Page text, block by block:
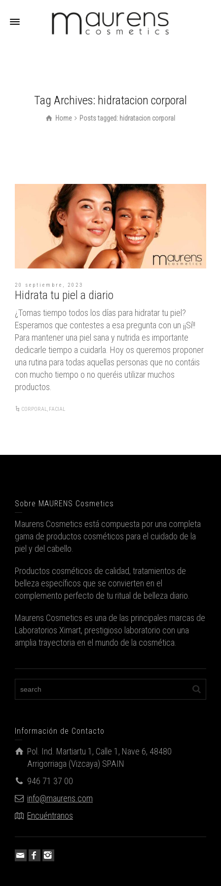
Tag Archives: hidratacion corporal
Home Posts tagged: hidratacion corporal
20 septiembre, 2023
Hidrata tu piel a diario
¿Tomas tiempo todos los días para hidratar tu piel?
Esperamos que contestes a esa pregunta con un ¡¡Sí!!
Para mantener una piel sana y nutrida es importante
dedicarle tiempo a cuidarla. Hoy os queremos proponer
una rutina para todas aquellas personas que no contáis
con mucho tiempo o no queréis utilizar muchos
productos.
CORPORAL, FACIAL
Sobre MAURENS Cosmetics
Maurens Cosmetics está compuesta por una completa
gama de productos cosméticos para el cuidado de la
piel y del cabello.
Productos cosméticos de calidad, tratamientos de
belleza específicos que se convierten en el
complemento perfecto de tu ritual de belleza diario.
Maurens Cosmetics es una de las principales marcas de
Laboratorios Ximart, prestigioso laboratorio con una
amplia trayectoria en el mundo de la cosmética.
Información de Contacto
Pol. Ind. Martiartu 1, Calle 1, Nave 6, 48480
Arrigorriaga (Vizcaya) SPAIN
946 71 37 00
info@maurens.com
Encuéntranos